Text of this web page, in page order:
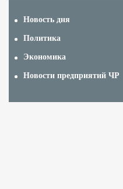
Новость дня
Политика
Экономика
Новости предприятий ЧР